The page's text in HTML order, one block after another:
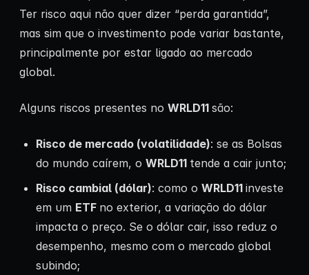
Ter risco aqui não quer dizer “perda garantida”,
mas sim que o investimento pode variar bastante,
principalmente por estar ligado ao mercado
global.
Alguns riscos presentes no WRLD11 são:
Risco de mercado (volatilidade): se as Bolsas
do mundo caírem, o WRLD11 tende a cair junto;
Risco cambial (dólar): como o WRLD11 investe
em um ETF no exterior, a variação do dólar
impacta o preço. Se o dólar cair, isso reduz o
desempenho, mesmo com o mercado global
subindo;